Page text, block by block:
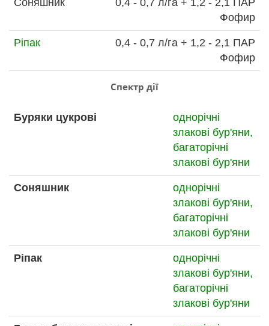
Фофир
Ріпак
0,4 - 0,7 л/га + 1,2 - 2,1 ПАР
Фофир
Спектр дії
Буряки цукрові
однорічні
злакові бур'яни,
багаторічні
злакові бур'яни
Соняшник
однорічні
злакові бур'яни,
багаторічні
злакові бур'яни
Ріпак
однорічні
злакові бур'яни,
багаторічні
злакові бур'яни